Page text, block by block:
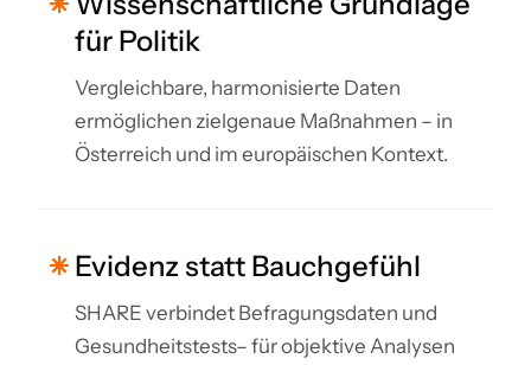
für Politik
Vergleichbare, harmonisierte Daten
ermöglichen zielgenaue Maßnahmen – in
Österreich und im europäischen Kontext.
Evidenz statt Bauchgefühl
SHARE verbindet Befragungsdaten und
Gesundheitstests– für objektive Analysen